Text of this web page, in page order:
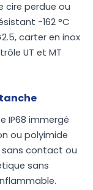
cire perdue ou
-162 °C
carter en inox
UT et MT
IP68 immergé
ou polyimide
sans contact ou
sans